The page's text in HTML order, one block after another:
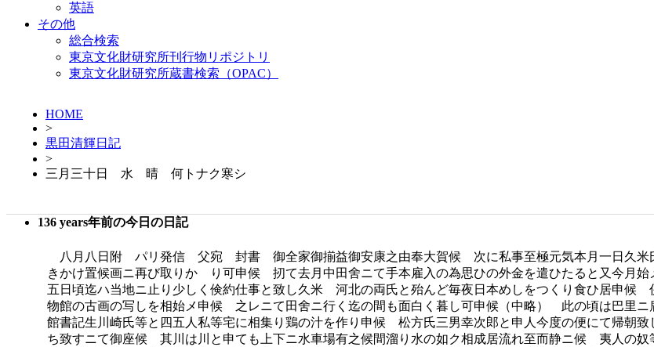
英語
その他
総合検索
東京文化財研究所刊行物リポジトリ
東京文化財研究所蔵書検索（OPAC）
HOME
>
黒田清輝日記
>
三月三十日 水 晴 何トナク寒シ
136 years年前の今日の日記
八月八日附 パリ発信 父宛 封書 御全家御揃益御安康之由奉大賀候 次に私事至極元気本月一日久米
きかけ置候画ニ再び取りかゝり可申候 扨て去月中田舍ニて手本雇入の為思ひの外金を遣ひたると又今月
五日頃迄ハ当地ニ止り少しく倹約仕事と致し久米 河北の両氏と殆んど毎夜日本めしをつくり食ひ居申候
物館の古画の写しを相始メ申候 之レニて田舍ニ行く迄の間も面白く暮し可申候（中略） 此の頃は巴里
館書記生川崎氏等と四五人私等宅に相集り鶏の汁を作り申候 松方氏三男幸次郎と申人今度の便にて帰朝
ち致すニて御座候 其川は川と申ても上下ニ水車場有之候間溜り水の如ク相成居流れ至而静ニ候 夷人の